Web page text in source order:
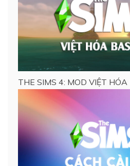
THE SIMS 4: MOD VIỆT HÓA